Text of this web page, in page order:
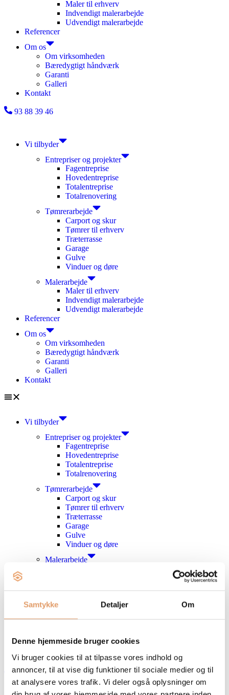
Samtykke Detaljer Om
Denne hjemmeside bruger cookies
Vi bruger cookies til at tilpasse vores indhold og
annoncer, til at vise dig funktioner til sociale medier og til
at analysere vores trafik. Vi deler også oplysninger om
Maler til erhverv
Indvendigt malerarbejde
Udvendigt malerarbejde
Referencer
Om os
Om virksomheden
Bæredygtigt håndværk
Garanti
Galleri
Kontakt
93 88 39 46
Vi tilbyder
Entrepriser og projekter
Fagentreprise
Hovedentreprise
Totalentreprise
Totalrenovering
Tømrerarbejde
Carport og skur
Tømrer til erhverv
Træterrasse
Garage
Gulve
Vinduer og døre
Malerarbejde
Maler til erhverv
Indvendigt malerarbejde
Udvendigt malerarbejde
Referencer
Om os
Om virksomheden
Bæredygtigt håndværk
Garanti
Galleri
Kontakt
Vi tilbyder
Entrepriser og projekter
Fagentreprise
Hovedentreprise
Totalentreprise
Totalrenovering
Tømrerarbejde
Carport og skur
Tømrer til erhverv
Træterrasse
Garage
Gulve
Vinduer og døre
Malerarbejde
Om os
Om virksomheden
Garanti
Kontakt
93 88 39 46